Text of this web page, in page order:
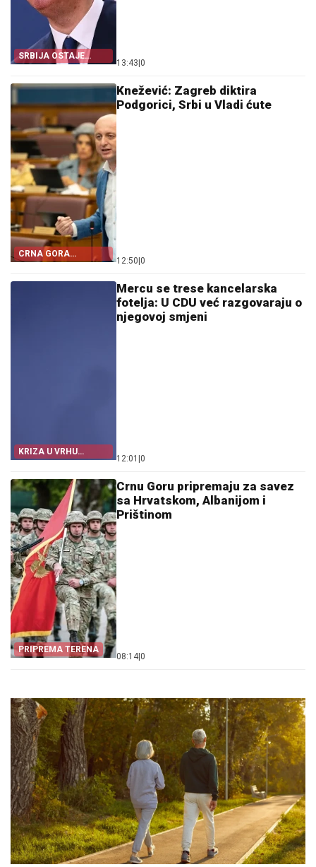
SRBIJA OSTAJE
DOSLJEDNA POVELJI
13:43 0
CRNA GORA
POSTALA TALAC
Knežević: Zagreb diktira
Podgorici, Srbi u Vladi ćute
12:50 0
KRIZA U VRHU
NJEMAČKE
Mercu se trese kancelarska
fotelja: U CDU već razgovaraju o
njegovoj smjeni
12:01 0
PRIPREMA TERENA
Crnu Goru pripremaju za savez
sa Hrvatskom, Albanijom i
Prištinom
08:14 0